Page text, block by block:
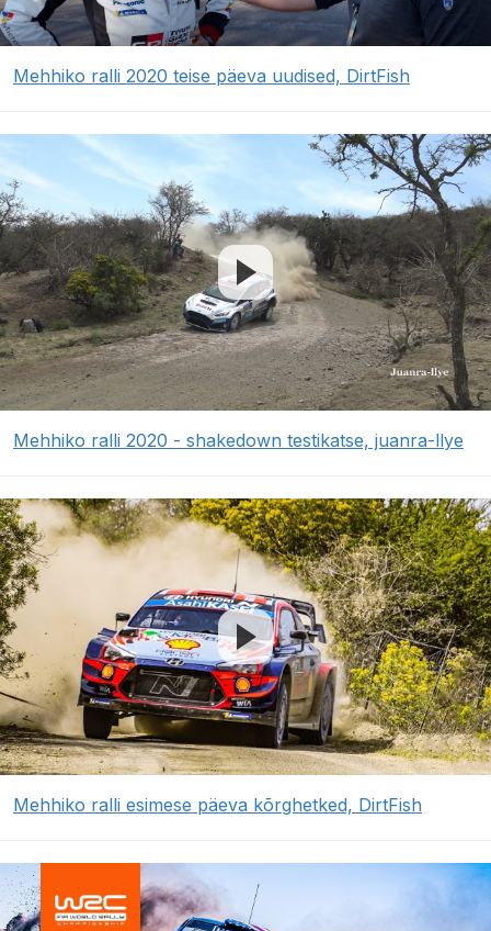
Mehhiko ralli 2020 teise päeva uudised, DirtFish
Mehhiko ralli 2020 - shakedown testikatse, juanra-llye
Mehhiko ralli esimese päeva kõrghetked, DirtFish